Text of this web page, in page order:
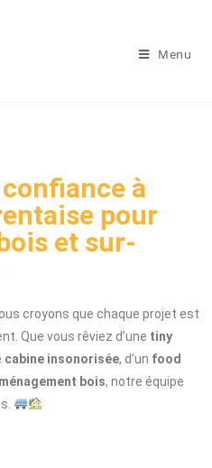
Menu
à
pour
et sur-
croyons que chaque projet est
Que vous rêviez d’une tiny
cabine insonorisée, d’un food
bois, notre équipe